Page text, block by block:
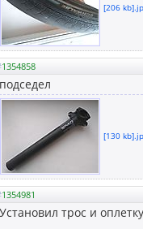
[206
1354858
подседел
[130
1354981
Установил трос и